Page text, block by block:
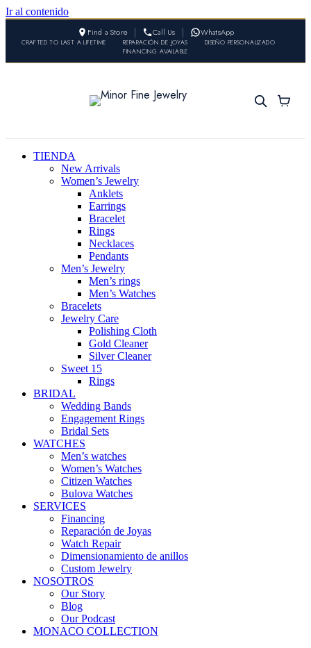
Ir al contenido
Find a Store Call Us WhatsApp
CRAFTED TO LAST A LIFETIME • REPARACIÓN DE JOYAS • DISEÑO PERSONALIZADO
•
FINANCING AVAILABLE
TIENDA
New Arrivals
Women’s Jewelry
Anklets
Earrings
Bracelet
Rings
Necklaces
Pendants
Men’s Jewelry
Men’s rings
Men’s Watches
Bracelets
Jewelry Care
Polishing Cloth
Gold Cleaner
Silver Cleaner
Sweet 15
Rings
BRIDAL
Wedding Bands
Engagement Rings
Bridal Sets
WATCHES
Men’s watches
Women’s Watches
Citizen Watches
Bulova Watches
SERVICES
Financing
Reparación de Joyas
Watch Repair
Dimensionamiento de anillos
Custom Jewelry
NOSOTROS
Our Story
Blog
Our Podcast
MONACO COLLECTION